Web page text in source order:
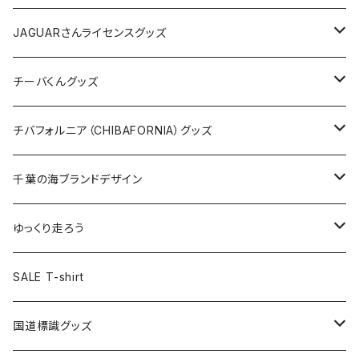
ホテルキーホルダー
ホテルキーホルダー
クリアファイル
Tシャツ
キャップ
トートバッグ
ランチバッグ
エコバッグ
バッグ
ステッカー
缶バッジ
キーホルダー
クリアファイル
キャップ
バッグ
ステッカー
缶バッジ
キーホルダー
クリアファイル
ステッカー
ステッカー
ステッカー大
缶バッジ
缶バッジ32mm
缶バッジ54mm
エコバッグ
JAGUARさんコラボグッズ
Tシャツ
ステッカー
サコッシュ
ホテルキーホルダー
モーテルキーホルダー
JAGUARさんライセンスグッズ
Tシャツ
ステッカー
缶バッジ
クリアファイル
マスク
エコバッグ
チーバくんグッズ
Tシャツ
キャップ
エコバッグ
ステッカー
モーテルキーホルダー
チバフォルニア（CHIBAFORNIA）グッズ
Tシャツ
キャップ
ステッカー
ホテルキーホルダー
千葉の海ブランドデザイン
Tシャツ
キャップ
ステッカー
ゆっくり走ろう
Tシャツ
ステッカー
SALE T-shirt
国道標識グッズ